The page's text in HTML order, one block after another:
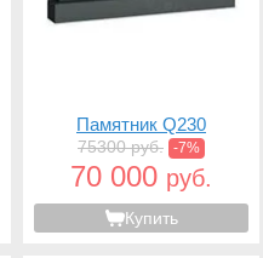
Памятник Q230
75300 руб. -7%
70 000 руб.
Купить